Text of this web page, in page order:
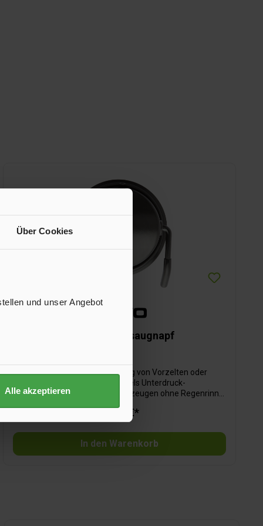
Über Cookies
und unser Angebot
Alle akzeptieren
Befestigungssaugnapf
Lackschonende Anbringung von Vorzelten oder
Sonnendächern mittels Unterdruck-
Befestigungssaugnapf an Fahrzeugen ohne Regenrinne
(z. B. VW T4).
19,95 €*
In den Warenkorb